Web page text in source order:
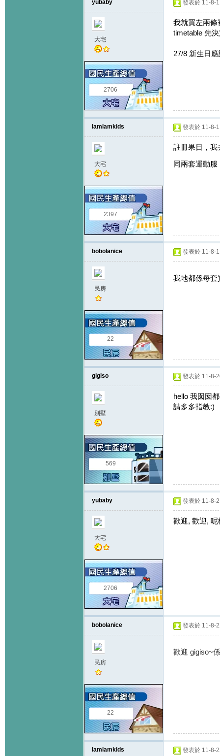
yubaby
大宅
2706
發表於 11-8-
我就買左兩條
timetable 先
27/8 新生日
lamlamkids
大宅
2397
發表於 11-8-
註冊果日，我
同兩套運動
bobolanice
民房
22
發表於 11-8-
我地都係每套
gigiso
別墅
569
發表於 11-8-
hello 我囡囡
請多多指教:)
yubaby
大宅
2706
發表於 11-8-
歡迎, 歡迎,
bobolanice
民房
22
發表於 11-8-
歡迎 gigiso~
lamlamkids 發表於 11-8-